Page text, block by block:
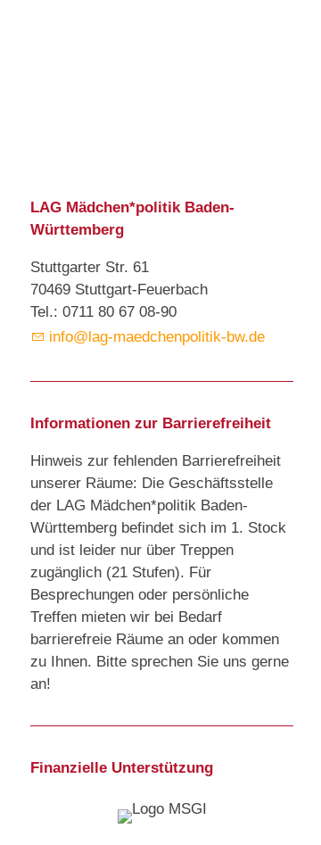
LAG Mädchen*politik Baden-
Württemberg
Stuttgarter Str. 61
70469 Stuttgart-Feuerbach
Tel.: 0711 80 67 08-90
info@lag-maedchenpolitik-bw.de
Informationen zur Barrierefreiheit
Hinweis zur fehlenden Barrierefreiheit
unserer Räume: Die Geschäftsstelle
der LAG Mädchen*politik Baden-
Württemberg befindet sich im 1. Stock
und ist leider nur über Treppen
zugänglich (21 Stufen). Für
Besprechungen oder persönliche
Treffen mieten wir bei Bedarf
barrierefreie Räume an oder kommen
zu Ihnen. Bitte sprechen Sie uns gerne
an!
Finanzielle Unterstützung